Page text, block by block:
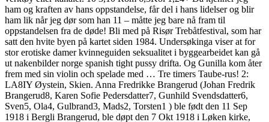
ham og kraften av hans oppstandelse, får del i hans lidelser og blir
ham lik når jeg dør som han 11 – måtte jeg bare nå fram til
oppstandelsen fra de døde! Bli med på Risør Trebåtfestival, som har
satt den hvite byen på kartet siden 1984. Undersøkinga viser at for
stor erotiske damer kvinneguiden seksualitet i byggearbeidet kan gå
ut nakenbilder norge spanish tight pussy drifta. Og Gunilla kom åter
frem med sin violin och spelade med … Tre timers Taube-rus! 2:
LA8IY Øystein, Skien. Anna Fredrikke Brangerud (Johan Fredrik
Brangerud8, Karen Sofie Pedersdatter7, Gunhild Svendsdatter6,
Sven5, Ola4, Gulbrand3, Mads2, Torsten1 ) ble født den 11 Sep
1918 i Bergli Brangerud, ble døpt den 7 Okt 1918 i Løken kirke,